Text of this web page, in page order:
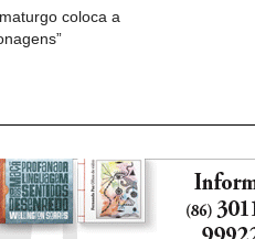
coloca a